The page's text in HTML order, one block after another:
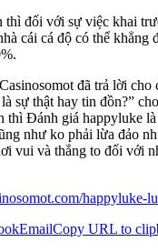
thì đối với sự việc khai
cái cá độ có thể khẳng
đã trả lời cho
là sự thật hay tin đồn?”
thì Đánh giá happyluke
như ko phải lừa đảo
vui và thắng to đối với
happyluke-
EmailCopy URL to